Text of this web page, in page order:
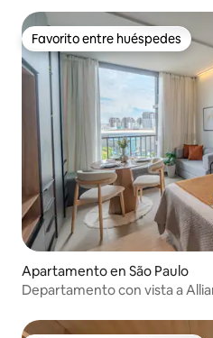
Favorito entre huéspedes
Favorito entre huéspedes
Apartamento en São Paulo
Departamento con vista a